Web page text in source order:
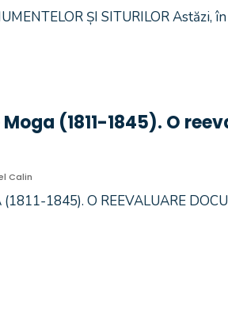
ȘI SITURILOR Astăzi,
(1811-1845). O
Calin
1845). O REEVALUARE